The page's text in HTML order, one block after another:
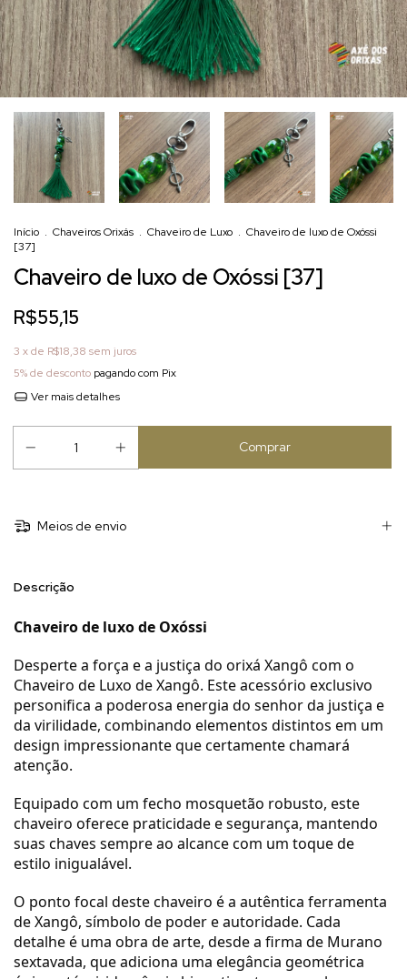
Início . Chaveiros Orixás . Chaveiro de Luxo . Chaveiro de luxo de Oxóssi
[37]
Chaveiro de luxo de Oxóssi [37]
R$55,15
3 x de R$18,38 sem juros
5% de desconto pagando com Pix
Ver mais detalhes
Meios de envio
Descrição
Chaveiro de luxo de Oxóssi
Desperte a força e a justiça do orixá Xangô com o
Chaveiro de Luxo de Xangô. Este acessório exclusivo
personifica a poderosa energia do senhor da justiça e
da virilidade, combinando elementos distintos em um
design impressionante que certamente chamará
atenção.
Equipado com um fecho mosquetão robusto, este
chaveiro oferece praticidade e segurança, mantendo
suas chaves sempre ao alcance com um toque de
estilo inigualável.
O ponto focal deste chaveiro é a autêntica ferramenta
de Xangô, símbolo de poder e autoridade. Cada
detalhe é uma obra de arte, desde a firma de Murano
sextavada, que adiciona uma elegância geométrica